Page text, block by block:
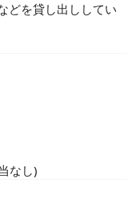
どを貸し出ししてい
なし)